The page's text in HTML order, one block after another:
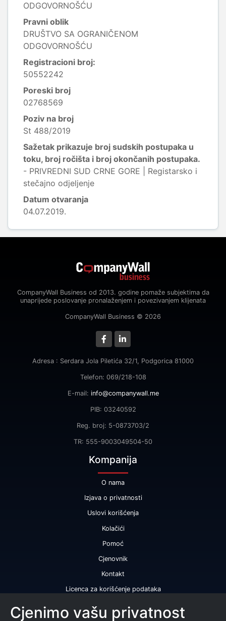
ODGOVORNOŠĆU
Pravni oblik
DRUŠTVO SA OGRANIČENOM
ODGOVORNOŠĆU
Registracioni broj:
50552242
Poreski broj
02768569
Poziv na broj
St 488/2019
Sažetak prikazuje broj sudskih postupaka u
toku, broj ročišta i broj okončanih postupaka.
- PRIVREDNI SUD CRNE GORE | Registarsko i
stečajno odjeljenje
Datum otvaranja
04.07.2019.
CompanyWall Business od 2013. godine pomaže subjektima da
unaprijede poslovanje pronalaženjem i povezivanjem klijenata
CompanyWall Business © 2026
Adresa : Serdara Jola Piletića 32/1, Podgorica 81000
Telefon: 069/218-108
E-mail: info@companywall.me
PIB: 03240592
Reg. broj: 5-0873703/2
TR: 555-9003049504-50
Kompanija
O nama
Izjava o privatnosti
Uslovi korišćenja
Kolačići
Pomoć
Cjenovnik
Kontakt
Licenca za korišćenje podataka
Naše usluge
Cjenimo vašu privatnost